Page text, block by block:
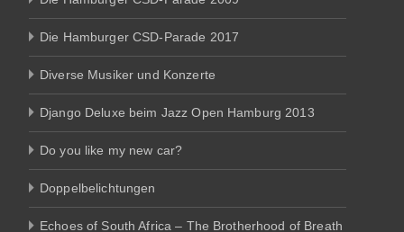
Die Hamburger CSD-Parade 2017
Diverse Musiker und Konzerte
Django Deluxe beim Jazz Open Hamburg 2013
Do you like my new car?
Doppelbelichtungen
Echoes of South Africa – The Brotherhood of Breath